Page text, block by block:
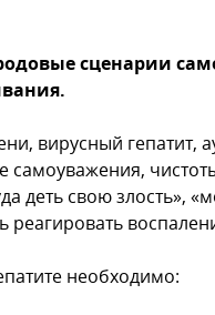
сценарии
вирусный
деть свою злость»,
реагировать
необходимо: